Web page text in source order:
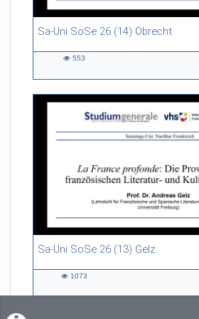
Sa-Uni SoSe 26 (14) Obrecht
46:53 duration
553
Sa-Uni SoSe 26 (13) Gelz
55:13 duration
1073